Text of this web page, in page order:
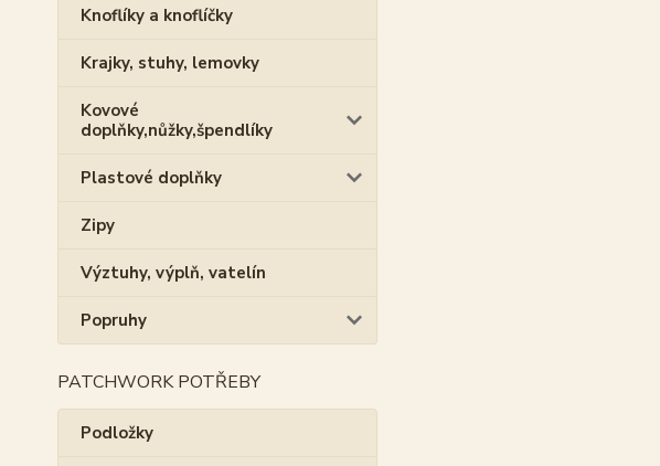
Knoflíky a knoflíčky
Krajky, stuhy, lemovky
Kovové
doplňky,nůžky,špendlíky
Plastové doplňky
Zipy
Výztuhy, výplň, vatelín
Popruhy
PATCHWORK POTŘEBY
Podložky